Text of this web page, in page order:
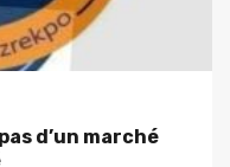
d’un marché